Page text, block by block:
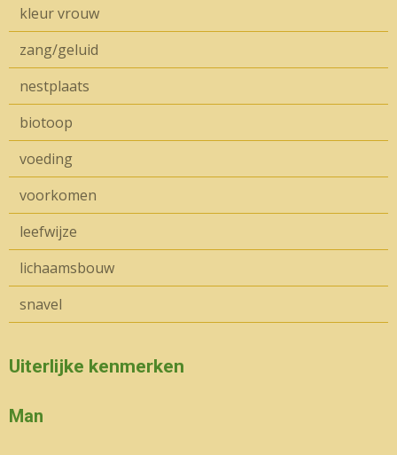
kleur vrouw
zang/geluid
nestplaats
biotoop
voeding
voorkomen
leefwijze
lichaamsbouw
snavel
Uiterlijke kenmerken
Man